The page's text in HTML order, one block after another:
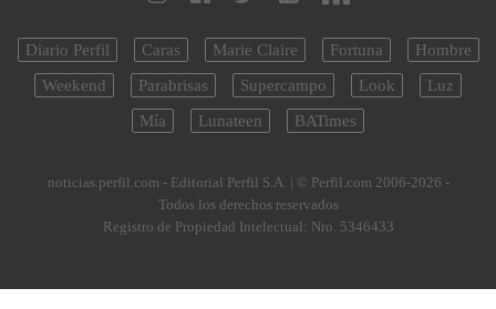
Diario Perfil Caras Marie Claire Fortuna
Hombre
Weekend
Parabrisas Supercampo Look
Luz
Mía
Lunateen BATimes
noticias.perfil.com - Editorial Perfil S.A. | © Perfil.com 2006-2026 -
Todos los derechos reservados
Registro de Propiedad Intelectual: Nro. 5346433